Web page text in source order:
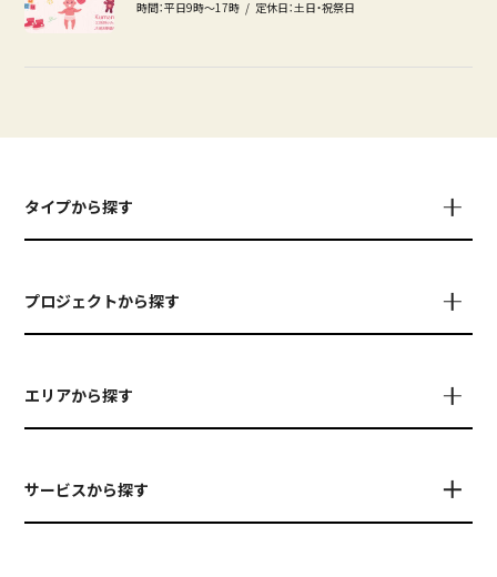
時間：平日9時～17時
定休日：土日・祝祭日
タイプから探す
プロジェクトから探す
エリアから探す
サービスから探す